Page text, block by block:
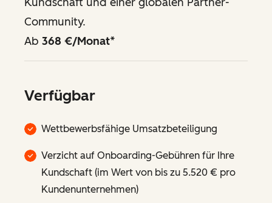
Community.
Ab 368 €/Monat*
Verfügbar
Wettbewerbsfähige Umsatzbeteiligung
Verzicht auf Onboarding-Gebühren für Ihre
Kundschaft (im Wert von bis zu 5.520 € pro
Kundenunternehmen)